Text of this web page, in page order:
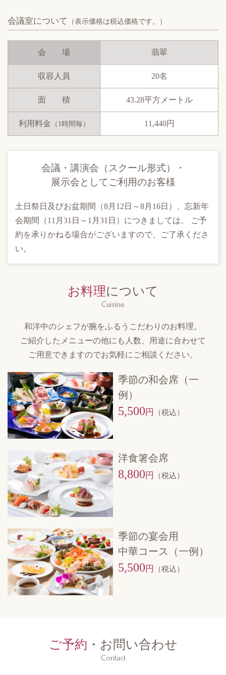
会議室について （表示価格は税込価格です。）
会 場 翡翠
収容人員 20名
面 積 43.28平方メートル
利用料金 （1時間毎） 11,440円
会議・ 講演会（スクール形式）・
展示会としてご利用のお客様
土日祭日及びお盆期間（8月12日～8月16日）、忘新年
会期間（11月31日～1月31日）につきましては、 ご予
約を承りかねる場合がございますので、ご了承くださ
い。
お料理について
Cuisine
和洋中のシェフが腕をふるう こだわりのお料理。
ご紹介したメニューの他にも人数、
用途に合わせて
ご用意できますのでお気軽にご相談ください。
季節の和会席（一
例）
5,500 円 （税込）
洋食箸会席
8,800 円 （税込）
季節の宴会用
中華コース（一例）
5,500 円 （税込）
ご予約 ・お問い合わせ
Contact